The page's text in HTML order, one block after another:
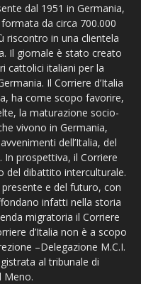
dal 1951 in Germania,
da circa 700.000
riscontro in una clientela
Il giornale è stato creato
cattolici italiani per la
Il Corriere d’Italia
ha come scopo favorire,
la maturazione socio-
vivono in Germania,
dell’Italia, del
In prospettiva, il Corriere
del dibattito interculturale.
e del futuro, con
infatti nella storia
migratoria il Corriere
d’Italia non è a scopo
–Delegazione M.C.I.
al tribunale di
Meno.